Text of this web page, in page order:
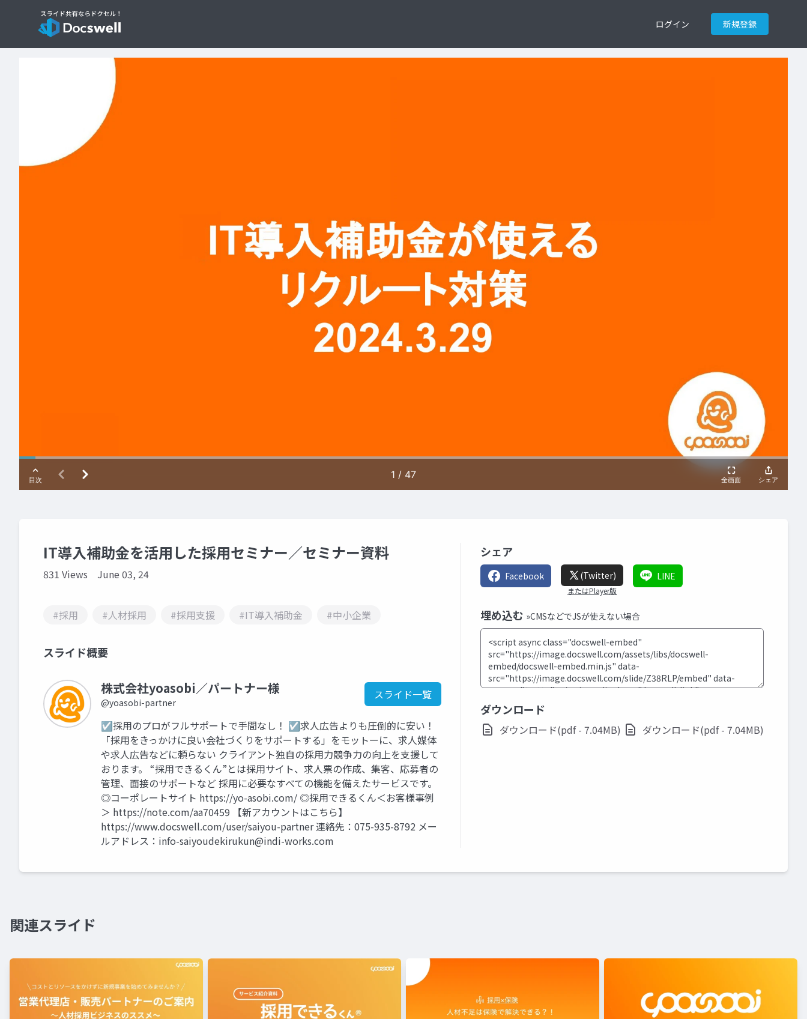
ログイン 新規登録
IT導入補助金を活用した採用セミナー／セミナー資料
831 Views June 03, 24
#採用 #人材採用 #採用支援 #IT導入補助金 #中小企業
スライド概要
株式会社yoasobi／パートナー様
@yoasobi-partner
スライド一覧
☑採用のプロがフルサポートで手間なし！ ☑求人広告よりも圧倒的に安い！
「採用をきっかけに良い会社づくりをサポートする」をモットーに、求人媒体
や求人広告などに頼らない クライアント独自の採用力競争力の向上を支援して
おります。 “採用できるくん”とは採用サイト、求人票の作成、集客、応募者の
管理、面接のサポートなど 採用に必要なすべての機能を備えたサービスです。
◎コーポレートサイト https://yo-asobi.com/ ◎採用できるくん＜お客様事例
＞ https://note.com/aa70459 【新アカウントはこちら】
https://www.docswell.com/user/saiyou-partner 連絡先：075-935-8792 メー
ルアドレス： info-saiyoudekirukun@indi-works.com
シェア
Facebook (Twitter)
またはPlayer版
LINE
埋め込む »CMSなどでJSが使えない場合
ダウンロード
ダウンロード(pdf - 7.04MB) ダウンロード(pdf - 7.04MB)
関連スライド